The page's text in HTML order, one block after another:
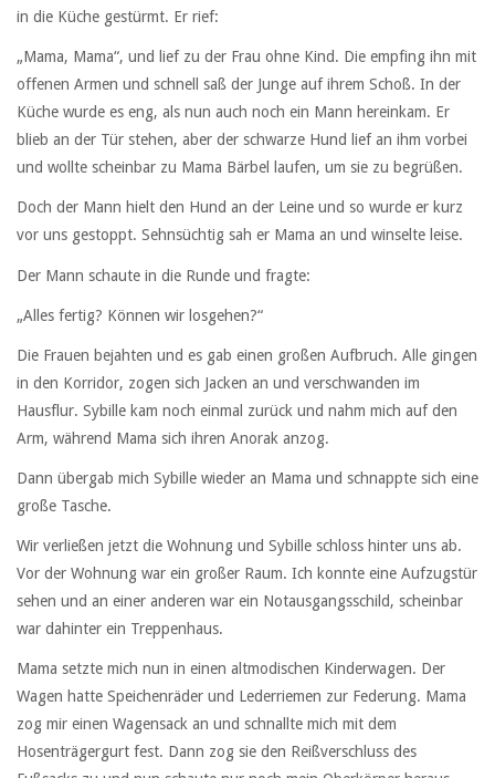
in die Küche gestürmt. Er rief:
„Mama, Mama“, und lief zu der Frau ohne Kind. Die empfing ihn mit
offenen Armen und schnell saß der Junge auf ihrem Schoß. In der
Küche wurde es eng, als nun auch noch ein Mann hereinkam. Er
blieb an der Tür stehen, aber der schwarze Hund lief an ihm vorbei
und wollte scheinbar zu Mama Bärbel laufen, um sie zu begrüßen.
Doch der Mann hielt den Hund an der Leine und so wurde er kurz
vor uns gestoppt. Sehnsüchtig sah er Mama an und winselte leise.
Der Mann schaute in die Runde und fragte:
„Alles fertig? Können wir losgehen?“
Die Frauen bejahten und es gab einen großen Aufbruch. Alle gingen
in den Korridor, zogen sich Jacken an und verschwanden im
Hausflur. Sybille kam noch einmal zurück und nahm mich auf den
Arm, während Mama sich ihren Anorak anzog.
Dann übergab mich Sybille wieder an Mama und schnappte sich eine
große Tasche.
Wir verließen jetzt die Wohnung und Sybille schloss hinter uns ab.
Vor der Wohnung war ein großer Raum. Ich konnte eine Aufzugstür
sehen und an einer anderen war ein Notausgangsschild, scheinbar
war dahinter ein Treppenhaus.
Mama setzte mich nun in einen altmodischen Kinderwagen. Der
Wagen hatte Speichenräder und Lederriemen zur Federung. Mama
zog mir einen Wagensack an und schnallte mich mit dem
Hosenträgergurt fest. Dann zog sie den Reißverschluss des